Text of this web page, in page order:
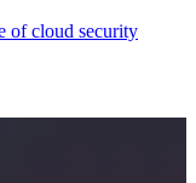
of cloud security